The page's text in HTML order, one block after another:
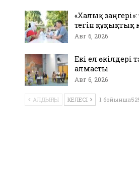
«Халық
тегін құқықтық
Авг 6, 2026
Екі ел өкілдері
алмасты
Авг 6, 2026
АЛДЫҢҒЫ КЕЛЕСІ 1